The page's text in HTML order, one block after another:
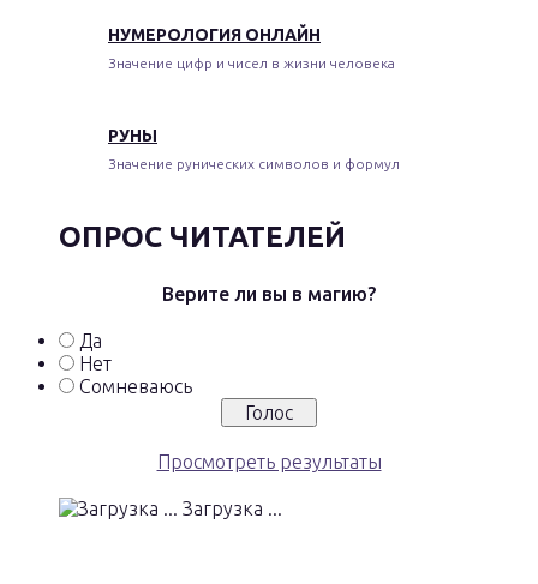
НУМЕРОЛОГИЯ ОНЛАЙН
Значение цифр и чисел в жизни человека
РУНЫ
Значение рунических символов и формул
ОПРОС ЧИТАТЕЛЕЙ
Верите ли вы в магию?
Да
Нет
Сомневаюсь
Просмотреть результаты
Загрузка ...